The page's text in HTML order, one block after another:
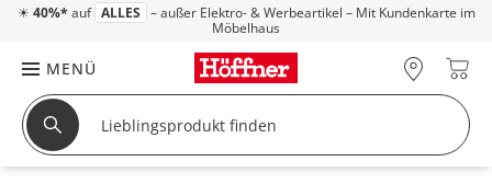
☀ 40%* auf ALLES – außer Elektro- & Werbeartikel – Mit Kundenkarte im
Möbelhaus
MENÜ